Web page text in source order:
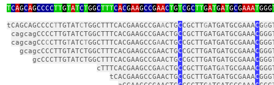
TCAGCAGCCCCTTGTATCTGGCTTTCACGAAGCCGAACTGTCGCTTGATGATGCGAAATGGG
tCAGCAGCCCCTTGTATCTGGCTTTCACGAAGCCGAACTGCCGCTTGATGATGCGAAACGG
cagcagCCCCTTGTATCTGGCTTTCACGAAGCCGAACTGCCGCTTGATGATGCGAAAC
cagcagCCCCTTGTATCTGGCTTTCACGAAGCCGAACTGCCGCTTGATGATGCGAAAC
gcagcCCCTTGTATCTGGCTTTCACGAAGCCGAACTGCCGCTTGATGATGCGAAAC
gcCCCTTGTATCTGGCTTTCACGAAGCCGAACTGCCGCTTGATGATGCGAAAC
cTTTCACGAAGCCGAACTGCCGCTTGATGATGCGAAAC
tCACGAAGCCGAACTGCCGCTTGATGATGCGAAAC